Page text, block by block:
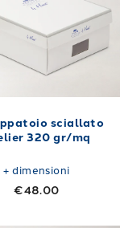
sciallato
320 gr/mq
€48.00
+dimensioni